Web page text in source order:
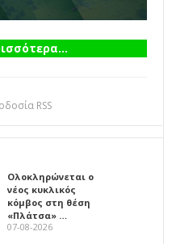
RSS
Ολοκληρώνεται ο
νέος κυκλικός
κόμβος στη θέση
«Πλάτσα» …
07-08-2026